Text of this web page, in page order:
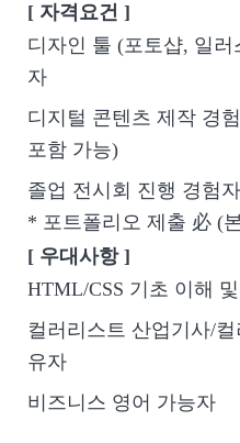
[ 자격요건 ]
디자인 툴 (포토샵, 일
자
디지털 콘텐츠 제작 경
포함 가능)
졸업 전시회 진행 경험자
* 포트폴리오 제출 必 (
[ 우대사항 ]
HTML/CSS 기초 이해
컬러리스트 산업기사/
유자
비즈니스 영어 가능자